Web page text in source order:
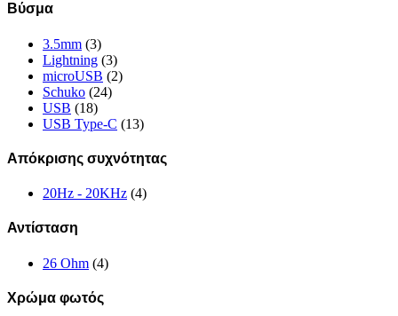
Βύσμα
3.5mm (3)
Lightning (3)
microUSB (2)
Schuko (24)
USB (18)
USB Type-C (13)
Απόκρισης συχνότητας
20Hz - 20KHz (4)
Αντίσταση
26 Ohm (4)
Χρώμα φωτός